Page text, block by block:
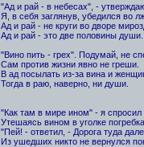
"Ад и рай - в небесах", -
Я, в себя заглянув, убедился во
Ад и рай - не круги во дворе
Ад и рай - это две половины души.
"Вино пить - грех". Подумай, не
Сам против жизни явно не греши.
В ад посылать из-за вина и
Тогда в раю, наверно, ни души.
"Как там в мире ином" - я спросил
Утешаясь вином в уголке
"Пей! - ответил, - Дорога туда
Из ушедших никто не вернулся